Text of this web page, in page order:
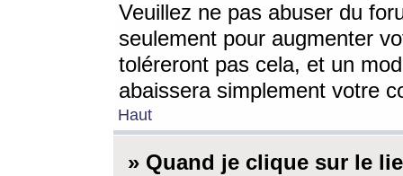
Veuillez ne pas abuser du
seulement pour augmenter
toléreront pas cela, et un
abaissera simplement votre
Haut
» Quand je clique sur le